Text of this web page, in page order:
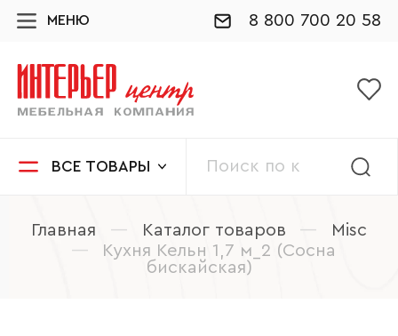
МЕНЮ 8 800 700 20 58
ВСЕ ТОВАРЫ
Главная — Каталог товаров —
Misc
—
Кухня Кельн 1,7 м_2 (Сосна
бискайская)